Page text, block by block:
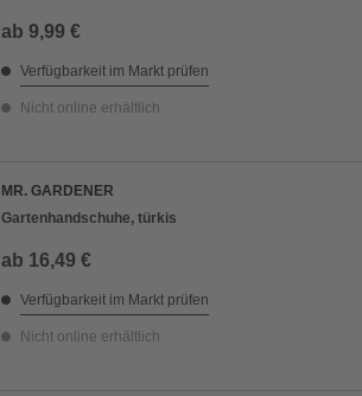
ab 9,99 €
Verfügbarkeit im Markt prüfen
Nicht online erhältlich
MR. GARDENER
Gartenhandschuhe, türkis
ab 16,49 €
Verfügbarkeit im Markt prüfen
Nicht online erhältlich